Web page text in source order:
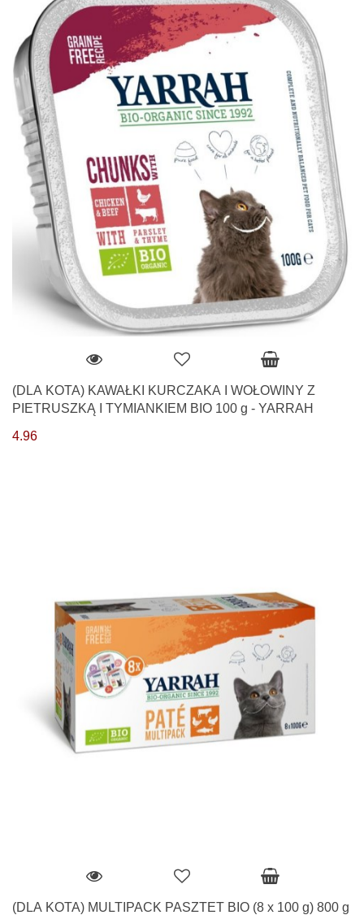
(DLA KOTA) KAWAŁKI KURCZAKA I WOŁOWINY Z
PIETRUSZKĄ I TYMIANKIEM BIO 100 g - YARRAH
4.96
(DLA KOTA) MULTIPACK PASZTET BIO (8 x 100 g) 800 g